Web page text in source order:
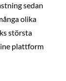
sedan
olika
största
plattform